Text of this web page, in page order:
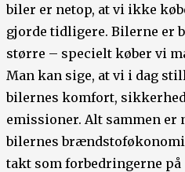
biler er netop, at vi ikke
gjorde tidligere. Bilerne er
større – specielt køber vi
Man kan sige, at vi i dag
bilernes komfort,
emissioner. Alt sammen er
bilernes
takt som forbedringerne på